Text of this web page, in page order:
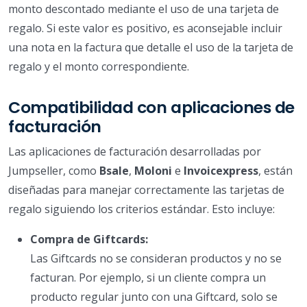
monto descontado mediante el uso de una tarjeta de
regalo. Si este valor es positivo, es aconsejable incluir
una nota en la factura que detalle el uso de la tarjeta de
regalo y el monto correspondiente.
Compatibilidad con aplicaciones de
facturación
Las aplicaciones de facturación desarrolladas por
Jumpseller, como Bsale, Moloni e Invoicexpress, están
diseñadas para manejar correctamente las tarjetas de
regalo siguiendo los criterios estándar. Esto incluye:
Compra de Giftcards:
Las Giftcards no se consideran productos y no se
facturan. Por ejemplo, si un cliente compra un
producto regular junto con una Giftcard, solo se